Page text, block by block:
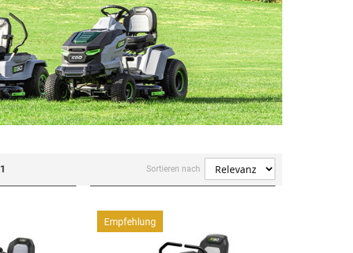
Sortieren nach
1
Empfehlung